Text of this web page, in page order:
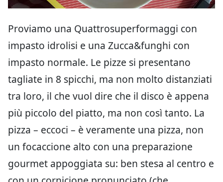
Proviamo una Quattrosuperformaggi con
impasto idrolisi e una Zucca&funghi con
impasto normale. Le pizze si presentano
tagliate in 8 spicchi, ma non molto distanziati
tra loro, il che vuol dire che il disco è appena
più piccolo del piatto, ma non così tanto. La
pizza – eccoci – è veramente una pizza, non
un focaccione alto con una preparazione
gourmet appoggiata su: ben stesa al centro e